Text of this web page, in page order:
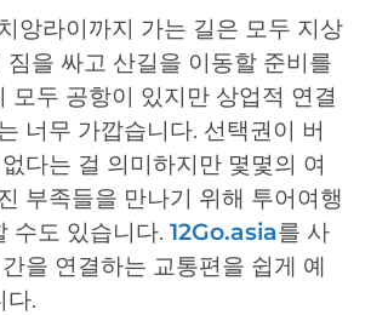
앙라이까지 가는 길은 모두 지상
짐을 싸고 산길을 이동할 준비를
모두 공항이 있지만 상업적 연결
너무 가깝습니다. 선택권이 버
다는 걸 의미하지만 몇몇의 여
부족들을 만나기 위해 투어여행
수도 있습니다. 12Go.asia를 사
을 연결하는 교통편을 쉽게 예
다.